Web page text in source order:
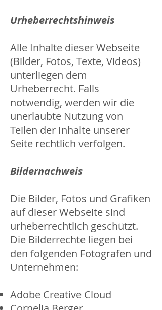
Urheberrechtshinweis
Alle Inhalte dieser Webseite
(Bilder, Fotos, Texte, Videos)
unterliegen dem
Urheberrecht. Falls
notwendig, werden wir die
unerlaubte Nutzung von
Teilen der Inhalte unserer
Seite rechtlich verfolgen.
Bildernachweis
Die Bilder, Fotos und Grafiken
auf dieser Webseite sind
urheberrechtlich geschützt.
Die Bilderrechte liegen bei
den folgenden Fotografen und
Unternehmen:
Adobe Creative Cloud